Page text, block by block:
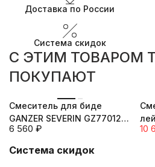
Доставка по России
Система скидок
C ЭТИМ ТОВАРОМ
ПОКУПАЮТ
Смеситель для биде
GANZER SEVERIN GZ77012
CHROME
6 560 ₽ 10
Система скидок